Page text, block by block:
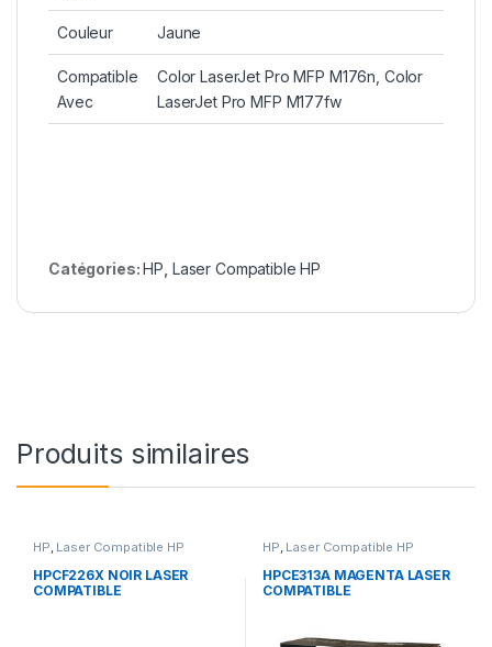
Couleur Jaune
Compatible
Avec
Color LaserJet Pro MFP M176n, Color
LaserJet Pro MFP M177fw
Catégories: HP, Laser Compatible HP
Produits similaires
HP, Laser Compatible HP
HPCF226X NOIR LASER
COMPATIBLE
HP, Laser Compatible HP
HPCE313A MAGENTA LASER
COMPATIBLE